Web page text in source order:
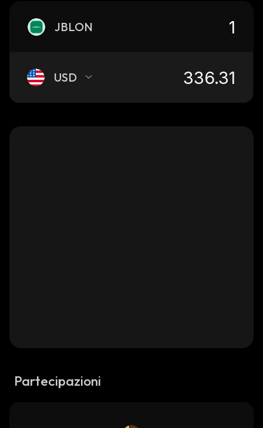
JBLON
USD
Partecipazioni